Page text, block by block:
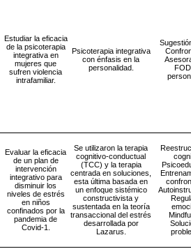
Estudiar la eficacia
de la psicoterapia
integrativa en
mujeres que
sufren violencia
intrafamiliar.
Psicoterapia integrativa
con énfasis en la
personalidad.
Evaluar la eficacia
de un plan de
intervención
integrativo para
disminuir los
niveles de estrés
en niños
confinados por la
pandemia de
Covid-1.
Se utilizaron la terapia
cognitivo-conductual
(TCC) y la terapia
centrada en soluciones,
esta última basada en
un enfoque sistémico
constructivista y
sustentada en la teoría
transaccional del estrés
desarrollada por
Lazarus.